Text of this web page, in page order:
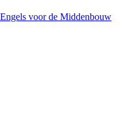
voor de Middenbouw